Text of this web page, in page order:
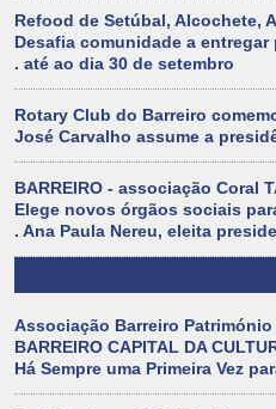
Refood de Setúbal, Alcochete,
Desafia comunidade a entregar
. até ao dia 30 de setembro
Rotary Club do Barreiro
José Carvalho assume a
BARREIRO - associação Coral
Elege novos órgãos sociais
. Ana Paula Nereu, eleita
Associação Barreiro
BARREIRO CAPITAL DA
Há Sempre uma Primeira Vez